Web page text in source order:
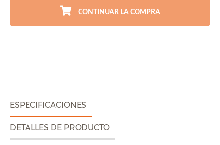
CONTINUAR LA COMPRA
ESPECIFICACIONES
DETALLES DE PRODUCTO